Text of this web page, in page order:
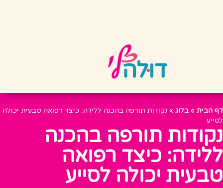
דף הבית » בלוג » נקודות תורפה בהכנה ללידה: כיצד רפואה טבעית יכולה
לסייע
נקודות תורפה בהכנה
ללידה: כיצד רפואה
טבעית יכולה לסייע